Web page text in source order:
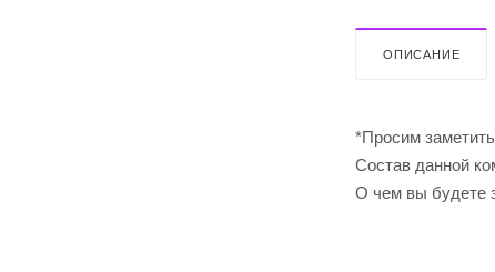
ОПИСАНИЕ
*Просим
Cостав данной
О чем вы будете